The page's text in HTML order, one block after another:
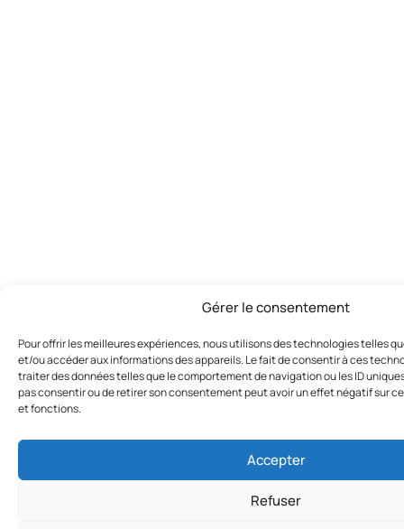
Gérer le consentement
Pour offrir les meilleures expériences, nous utilisons des technologies telles
et/ou accéder aux informations des appareils. Le fait de consentir à ces
traiter des données telles que le comportement de navigation ou les ID
pas consentir ou de retirer son consentement peut avoir un effet négatif sur
et fonctions.
Accepter
Refuser